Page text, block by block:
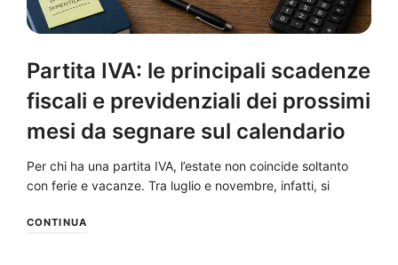
Partita IVA: le principali scadenze
fiscali e previdenziali dei prossimi
mesi da segnare sul calendario
Per chi ha una partita IVA, l’estate non coincide soltanto
con ferie e vacanze. Tra luglio e novembre, infatti, si
CONTINUA